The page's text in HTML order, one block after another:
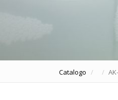
Catalogo